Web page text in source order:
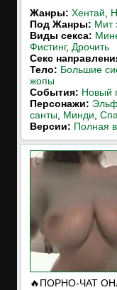
Жанры: Хентай
Под Жанры: Мит
Виды секса:
Фистинг, Дрочить
Cекс
Тело: Большие
жопы
События: Новый
Персонажи:
санты Минди
Версии: Полная
🔥ПОРНО-ЧАТ